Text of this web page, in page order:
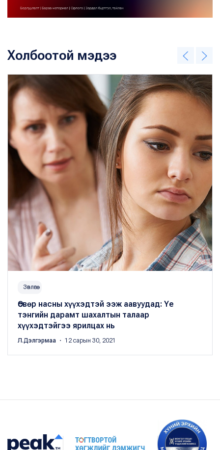
Холбоотой мэдээ
Зөвлөгөө
Өсвөр насны хүүхэдтэй ээж аавуудад: Yе
тэнгийн дарамт шахалтын талаар
хүүхэдтэйгээ ярилцах нь
Л.Дэлгэрмаа ・ 12 сарын 30, 2021